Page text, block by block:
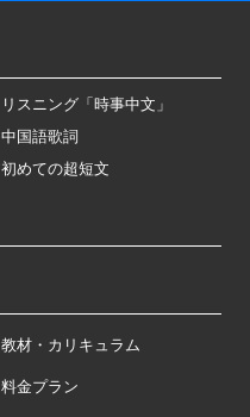
リスニング「時事中文」
中国語歌詞
初めての超短文
教材・カリキュラム
料金プラン